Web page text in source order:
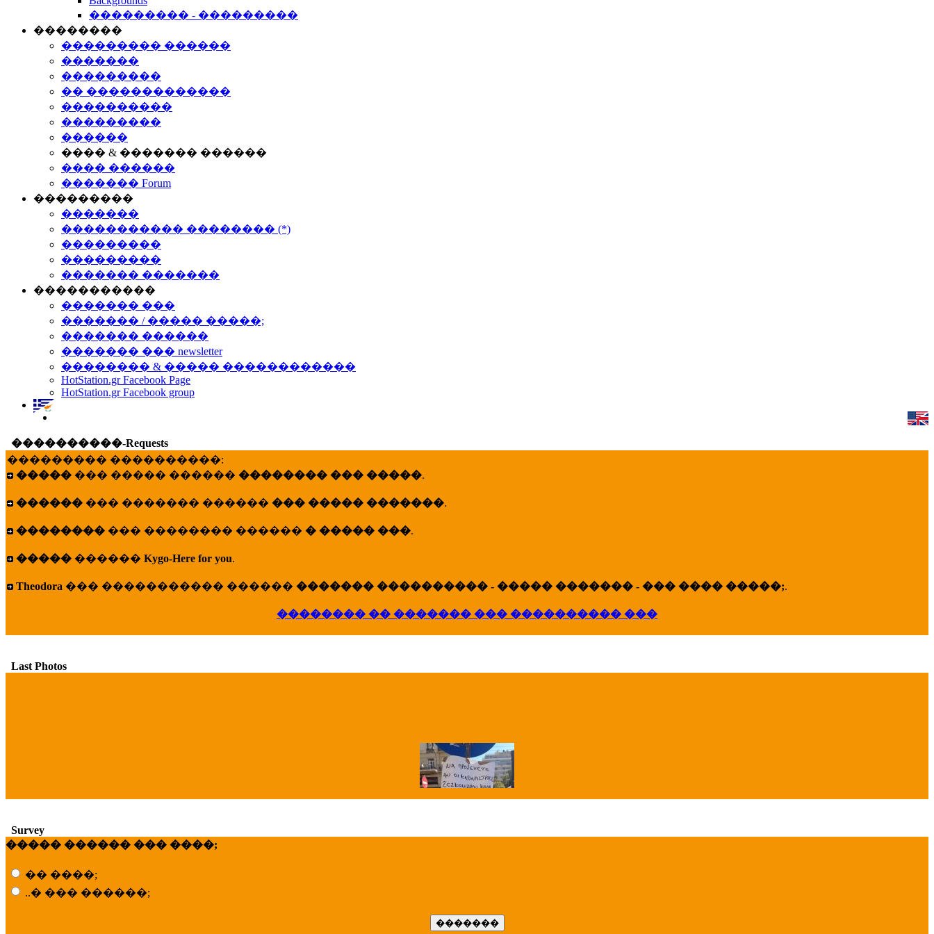
��������� - ���������
��������
��������� ������
�������
���������
�� �������������
����������
���������
������
���� & ������� ������
���� ������
������� Forum
���������
�������
����������� �������� (*)
���������
���������
������� �������
�����������
������� ���
������� / ����� �����;
������� ������
������� ��� newsletter
�������� & ����� ������������
HotStation.gr Facebook Page
HotStation.gr Facebook group
����������-Requests
��������� ����������:
����� ��� ����� ������ �������� ��� �����.
������ ��� ������� ������ ��� ����� �������.
�������� ��� �������� ������ � ����� ���.
����� ������ Kygo-Here for you.
Theodora ��� ����������� ������ ������� ���������� - ����� ������� - ��� ���� �����;.
�������� �� ������� ��� ���������� ���
Last Photos
Survey
����� ������ ��� ����;
�� ����;
..� ��� ������;